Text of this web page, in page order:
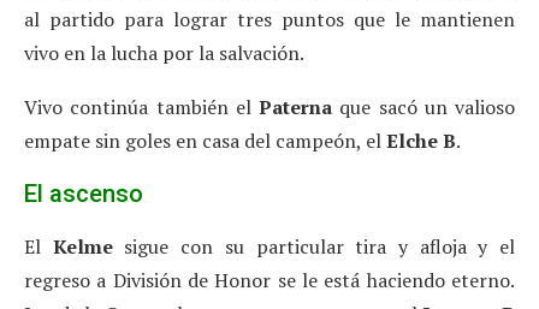
al partido para lograr tres puntos que le mantienen
vivo en la lucha por la salvación.
Vivo continúa también el Paterna que sacó un valioso
empate sin goles en casa del campeón, elElche B.
El ascenso
El Kelmesigue con su particular tira y afloja y el
regreso a División de Honor se le está haciendo eterno.